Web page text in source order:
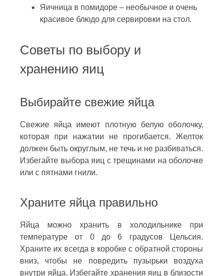
Яичница в помидоре – необычное и очень
красивое блюдо для сервировки на стол.
Советы по выбору и
хранению яиц
Выбирайте свежие яйца
Свежие яйца имеют плотную белую оболочку,
которая при нажатии не прогибается. Желток
должен быть округлым, не течь и не разбиваться.
Избегайте выбора яиц с трещинами на оболочке
или с пятнами гнили.
Храните яйца правильно
Яйца можно хранить в холодильнике при
температуре от 0 до 6 градусов Цельсия.
Храните их всегда в коробке с обратной стороны
вниз, чтобы не повредить пузырьки воздуха
внутри яйца. Избегайте хранения яиц в близости